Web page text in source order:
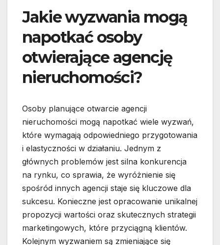
Jakie wyzwania mogą
napotkać osoby
otwierające agencję
nieruchomości?
Osoby planujące otwarcie agencji
nieruchomości mogą napotkać wiele wyzwań,
które wymagają odpowiedniego przygotowania
i elastyczności w działaniu. Jednym z
głównych problemów jest silna konkurencja
na rynku, co sprawia, że wyróżnienie się
spośród innych agencji staje się kluczowe dla
sukcesu. Konieczne jest opracowanie unikalnej
propozycji wartości oraz skutecznych strategii
marketingowych, które przyciągną klientów.
Kolejnym wyzwaniem są zmieniające się